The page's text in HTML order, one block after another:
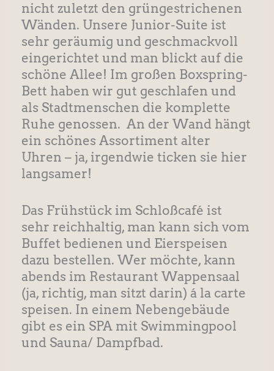
nicht zuletzt den grüngestrichenen
Wänden. Unsere Junior-Suite ist
sehr geräumig und geschmackvoll
eingerichtet und man blickt auf die
schöne Allee! Im großen Boxspring-
Bett haben wir gut geschlafen und
als Stadtmenschen die komplette
Ruhe genossen. An der Wand hängt
ein schönes Assortiment alter
Uhren – ja, irgendwie ticken sie hier
langsamer!
Das Frühstück im Schloßcafé ist
sehr reichhaltig, man kann sich vom
Buffet bedienen und Eierspeisen
dazu bestellen. Wer möchte, kann
abends im Restaurant Wappensaal
(ja, richtig, man sitzt darin) á la carte
speisen. In einem Nebengebäude
gibt es ein SPA mit Swimmingpool
und Sauna/ Dampfbad.